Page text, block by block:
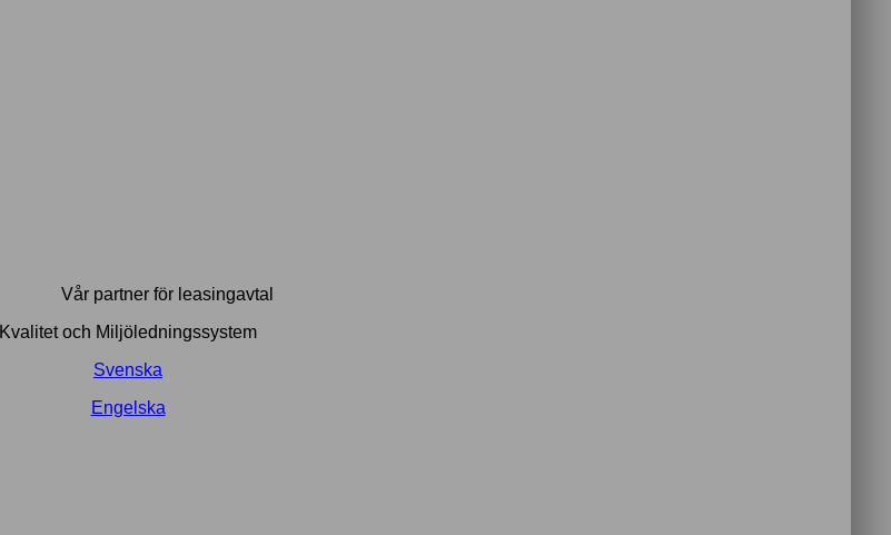
Vår partner för leasingavtal
Kvalitet och Miljöledningssystem
Svenska
Engelska